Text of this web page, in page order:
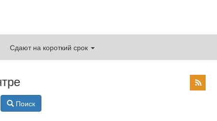
Сдают на короткий срок
Поиск